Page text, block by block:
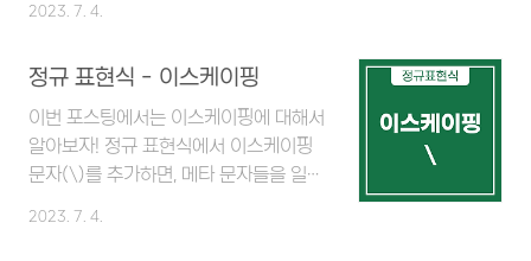
island만 찾기 문장 경계 단어가 아닌
달러 기호($)를 사용한다. ^ : 문장의 시
작점 $ : 문장의 끝 지점 캐럿(^)은 집합
안에서는 부정의 의미로 사용되는 메타
문자이지만, 집합 밖에서 쓰이면 경계..
넣어서 {n}과 같은 형태로 사용하는 것
이 기본이다. ex) 네 자리 숫자가 연속으
로 오는 경우를 찾고 싶을 때 \d{4} 외에
아래와 같이 써도 동일한 결과를 얻을 수
\d\d\d\d [0-9][0-9][0-9][0-9]
2023. 7. 4.
정규 표현식 - 이스케이핑
이번 포스팅에서는 이스케이핑에 대해서
알아보자! 정규 표현식에서 이스케이핑
문자(\)를 추가하면, 메타 문자들을 일반
2023. 7. 4.